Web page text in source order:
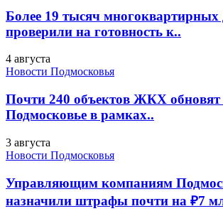
Более 19 тысяч многоквартирных
проверили на готовность к..
4 августа
Новости Подмосковья
Почти 240 объектов ЖКХ обновят
Подмосковье в рамках..
3 августа
Новости Подмосковья
Управляющим компаниям
назначили штрафы почти на ₽7